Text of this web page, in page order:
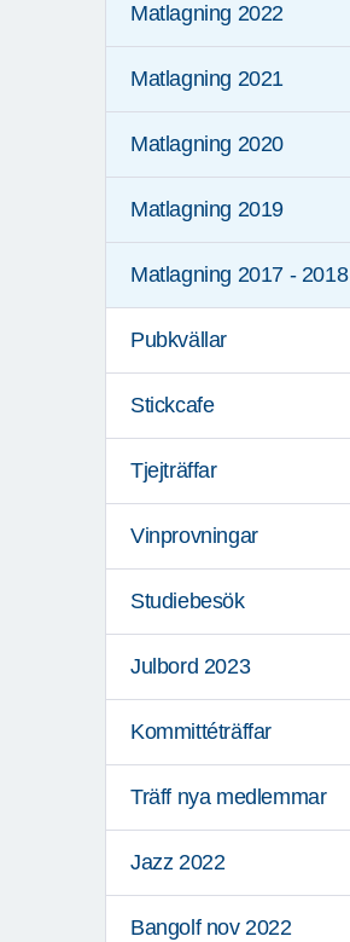
Matlagning 2022
Matlagning 2021
Matlagning 2020
Matlagning 2019
Matlagning 2017 - 2018
Pubkvällar
Stickcafe
Tjejträffar
Vinprovningar
Studiebesök
Julbord 2023
Kommittéträffar
Träff nya medlemmar
Jazz 2022
Bangolf nov 2022